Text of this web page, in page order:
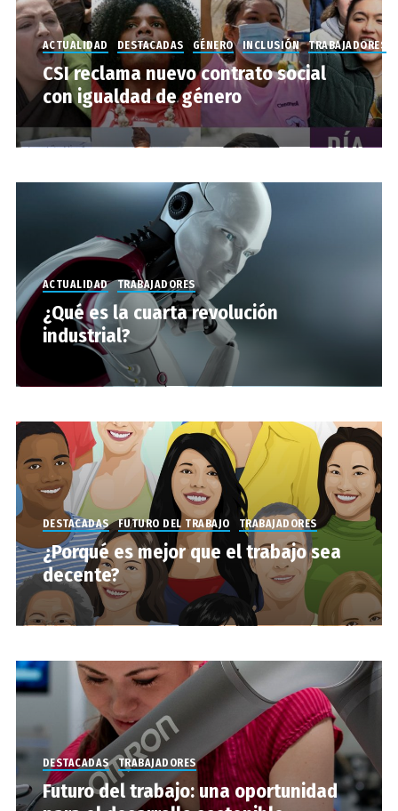
ACTUALIDAD DESTACADAS GÉNERO INCLUSIÓN TRABAJADORES
CSI reclama nuevo contrato social
con igualdad de género
ACTUALIDAD TRABAJADORES
¿Qué es la cuarta revolución
industrial?
DESTACADAS FUTURO DEL TRABAJO TRABAJADORES
¿Porqué es mejor que el trabajo sea
decente?
DESTACADAS TRABAJADORES
Futuro del trabajo: una oportunidad